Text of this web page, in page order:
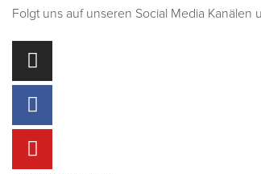
Folgt uns auf unseren Social Media Kanälen